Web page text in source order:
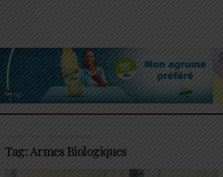
Tags Armes Biologiques
Tag: Armes Biologiques